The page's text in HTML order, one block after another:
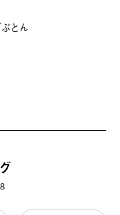
とん